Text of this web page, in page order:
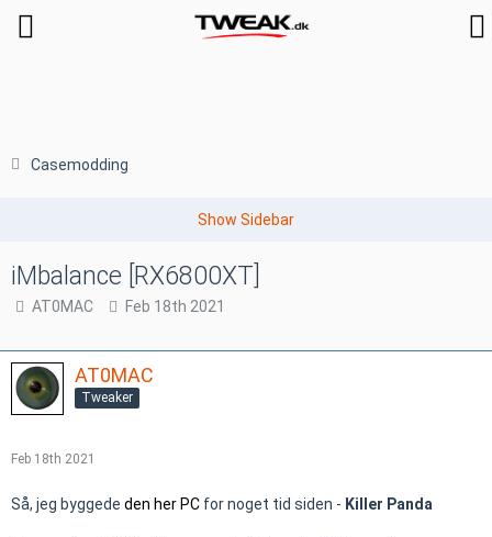
Casemodding
iMbalance [RX6800XT]
AT0MAC Feb 18th 2021
AT0MAC
Tweaker
Feb 18th 2021
Så, jeg byggede den her PC for noget tid siden - Killer Panda